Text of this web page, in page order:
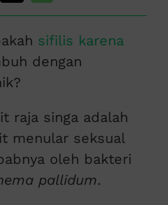
sifilis karena
dengan
raja singa adalah
menular seksual
oleh bakteri
pallidum.